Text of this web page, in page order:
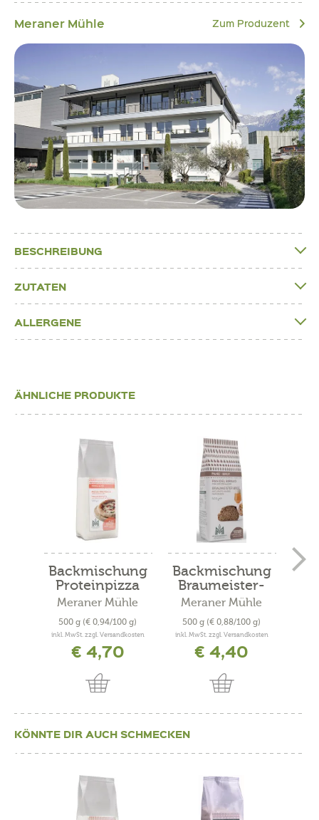
Meraner Mühle Zum Produzent
BESCHREIBUNG
ZUTATEN
ALLERGENE
ÄHNLICHE PRODUKTE
Backmischung
Proteinpizza
Meraner Mühle
500 g (€ 0,94/100 g)
inkl. MwSt. zzgl. Versandkosten
€ 4,70
Backmischung
Braumeister-
Brot
Meraner Mühle
500 g (€ 0,88/100 g)
inkl. MwSt. zzgl. Versandkosten
€ 4,40
KÖNNTE DIR AUCH SCHMECKEN